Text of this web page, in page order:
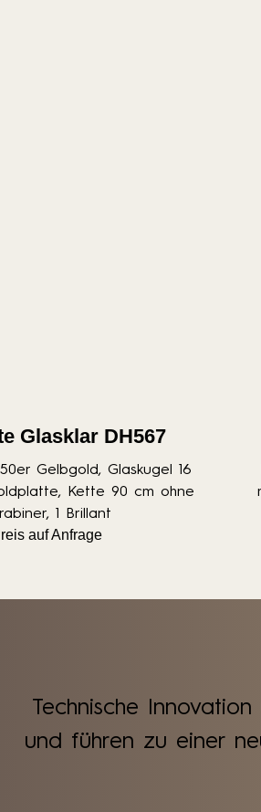
Glasklar DH567
Gelbgold, Glaskugel 16
Kette 90 cm ohne
1 Brillant
auf Anfrage
Technische
und führen zu einer